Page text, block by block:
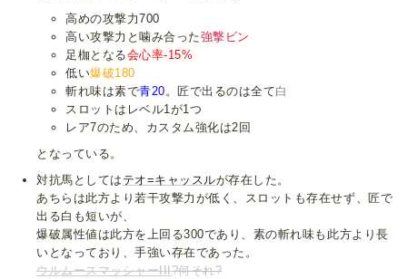
高めの攻撃力700
高い攻撃力と噛み合った強撃ビン
足枷となる会心率-15%
低い爆破180
斬れ味は素で青20。匠で出るのは全て白
スロットはレベル1が1つ
レア7のため、カスタム強化は2回
となっている。
対抗馬としては テオ=キャッスルが存在した。
あちらは此方より若干攻撃力が低く、スロットも存在せず、匠で
出る白も短いが、
爆破属性値は此方を上回る300であり、素の斬れ味も此方より長
いとなっており、手強い存在であった。
ウルムースマッシャーIII?何それ?